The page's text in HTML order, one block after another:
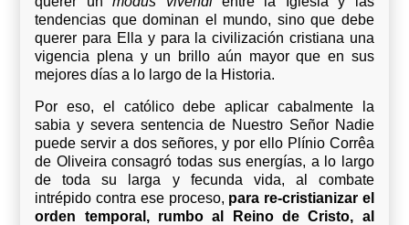
tendencias que dominan el mundo, sino que debe
querer para Ella y para la civilización cristiana una
vigencia plena y un brillo aún mayor que en sus
mejores días a lo largo de la Historia.
Por eso, el católico debe aplicar cabalmente la
sabia y severa sentencia de Nuestro Señor Nadie
puede servir a dos señores, y por ello Plínio Corrêa
de Oliveira consagró todas sus energías, a lo largo
de toda su larga y fecunda vida, al combate
intrépido contra ese proceso, para re-cristianizar el
orden temporal, rumbo al Reino de Cristo, al